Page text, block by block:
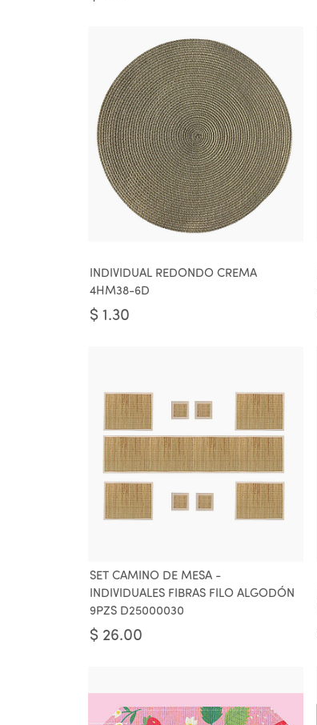
INDIVIDUAL REDONDO CREMA
4HM38-6D
$ 1.30
SET CAMINO DE MESA -
INDIVIDUALES FIBRAS FILO ALGODÓN
9PZS D25000030
$ 26.00